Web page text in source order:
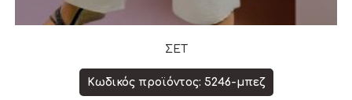
ΣΕΤ
Κωδικός προϊόντος: 5246-μπεζ